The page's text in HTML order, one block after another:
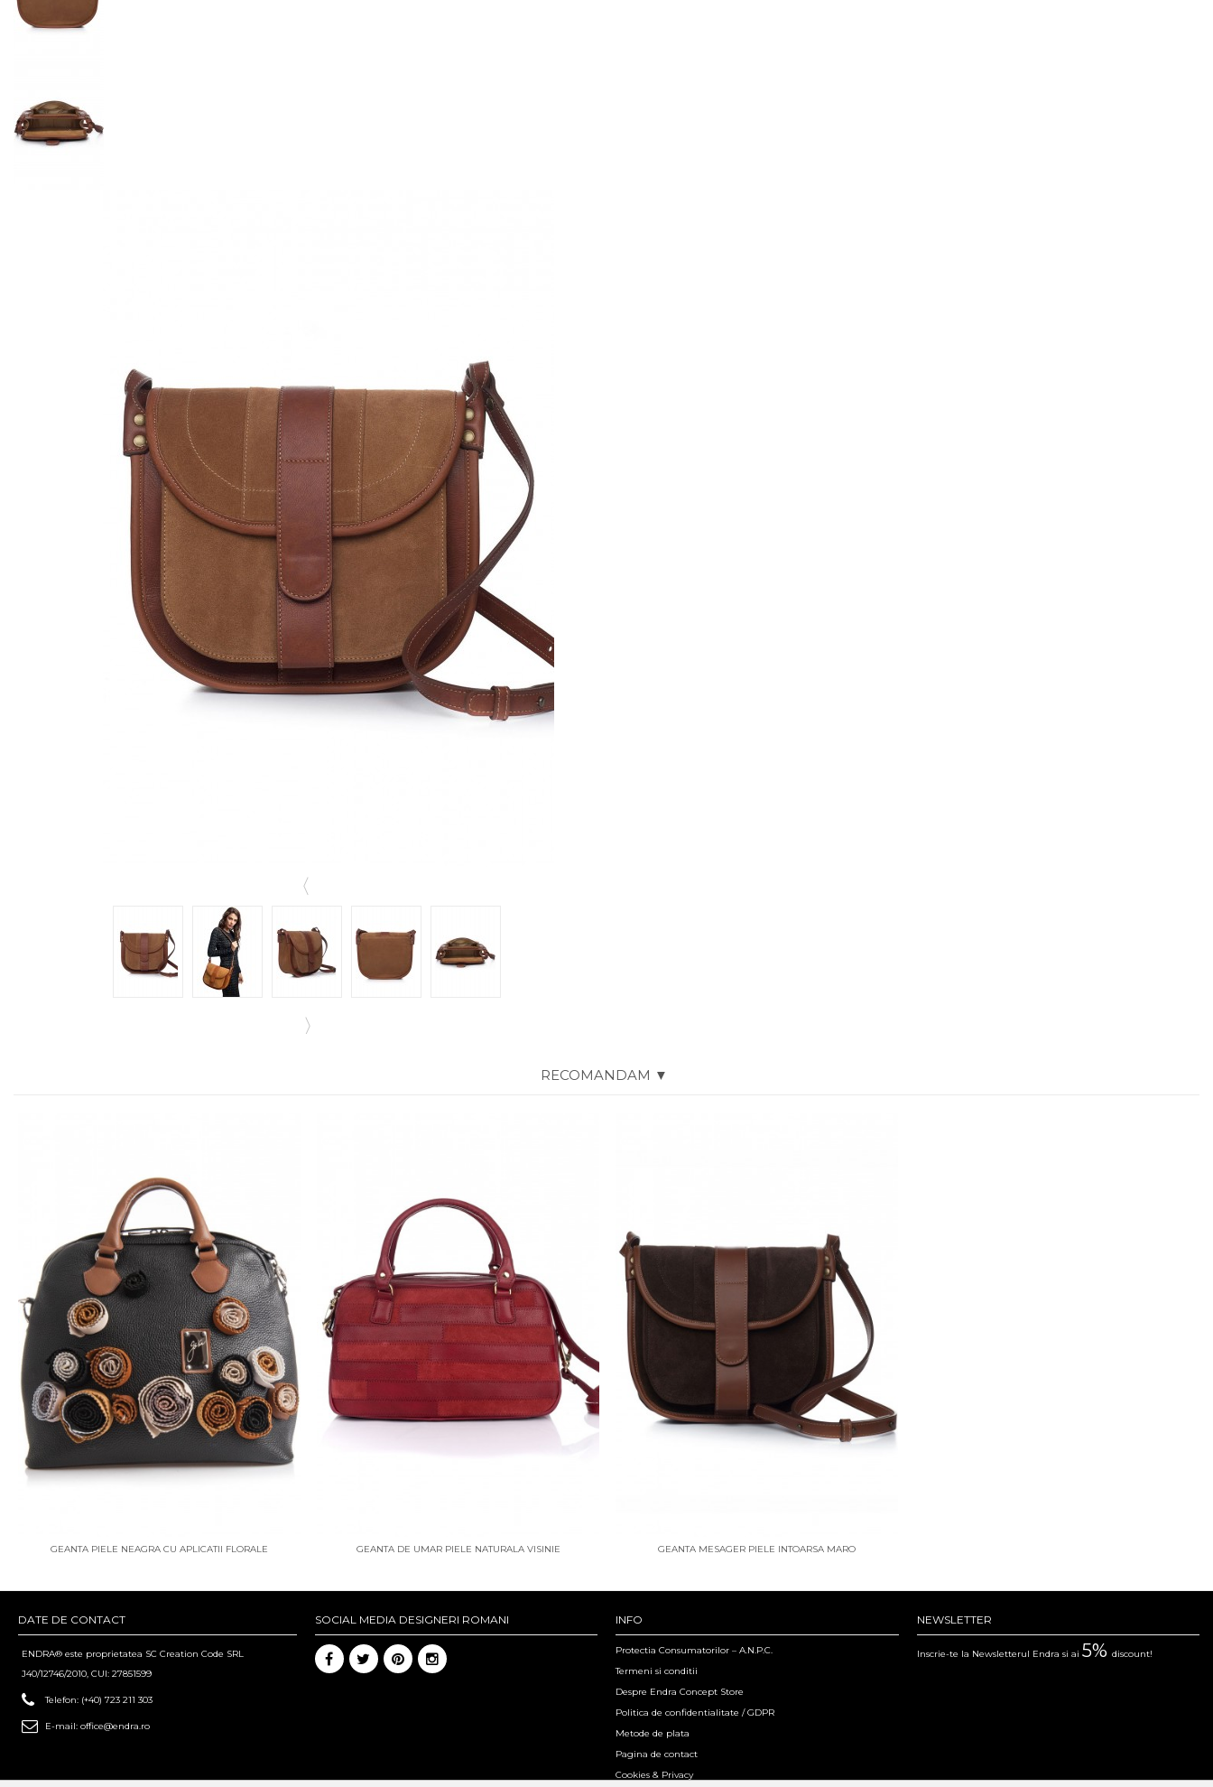
RECOMANDAM ▼
GEANTA PIELE NEAGRA CU APLICATII FLORALE GEANTA DE UMAR PIELE NATURALA VISINIE GEANTA MESAGER PIELE INTOARSA MARO
DATE DE CONTACT
ENDRA® este proprietatea SC Creation Code SRL
J40/12746/2010, CUI: 27851599
Telefon: (+40) 723 211 303
E-mail: office@endra.ro
SOCIAL MEDIA DESIGNERI ROMANI NEWSLETTER
Inscrie-te la Newsletterul Endra si ai 5% discount!
INFO
Protectia Consumatorilor – A.N.P.C.
Termeni si conditii
Despre Endra Concept Store
Politica de confidentialitate / GDPR
Metode de plata
Pagina de contact
Cookies & Privacy